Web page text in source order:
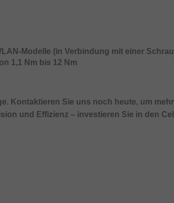
Modelle (in Verbindung mit einer
1,1 Nm bis 12 Nm
Kontaktieren Sie uns noch heute, um
und Effizienz – investieren Sie in den